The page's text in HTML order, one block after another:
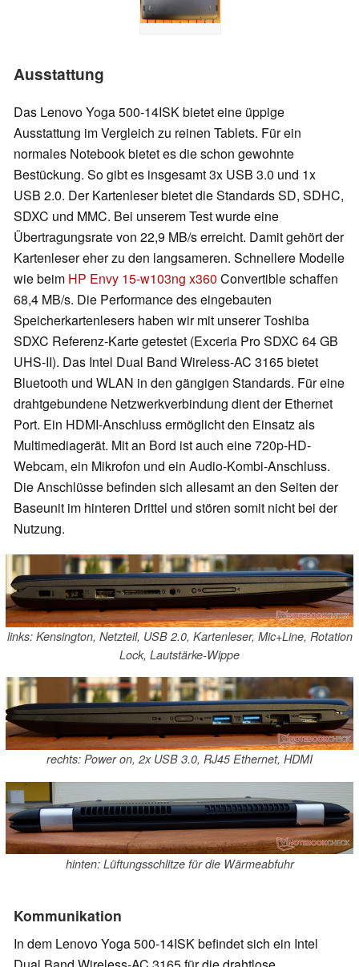
Ausstattung
Das Lenovo Yoga 500-14ISK bietet eine üppige
Ausstattung im Vergleich zu reinen Tablets. Für ein
normales Notebook bietet es die schon gewohnte
Bestückung. So gibt es insgesamt 3x USB 3.0 und 1x
USB 2.0. Der Kartenleser bietet die Standards SD, SDHC,
SDXC und MMC. Bei unserem Test wurde eine
Übertragungsrate von 22,9 MB/s erreicht. Damit gehört der
Kartenleser eher zu den langsameren. Schnellere Modelle
wie beim HP Envy 15-w103ng x360 Convertible schaffen
68,4 MB/s. Die Performance des eingebauten
Speicherkartenlesers haben wir mit unserer Toshiba
SDXC Referenz-Karte getestet (Exceria Pro SDXC 64 GB
UHS-II). Das Intel Dual Band Wireless-AC 3165 bietet
Bluetooth und WLAN in den gängigen Standards. Für eine
drahtgebundene Netzwerkverbindung dient der Ethernet
Port. Ein HDMI-Anschluss ermöglicht den Einsatz als
Multimediagerät. Mit an Bord ist auch eine 720p-HD-
Webcam, ein Mikrofon und ein Audio-Kombi-Anschluss.
Die Anschlüsse befinden sich allesamt an den Seiten der
Baseunit im hinteren Drittel und stören somit nicht bei der
Nutzung.
links: Kensington, Netzteil, USB 2.0, Kartenleser, Mic+Line, Rotation
Lock, Lautstärke-Wippe
rechts: Power on, 2x USB 3.0, RJ45 Ethernet, HDMI
hinten: Lüftungsschlitze für die Wärmeabfuhr
Kommunikation
In dem Lenovo Yoga 500-14ISK befindet sich ein Intel